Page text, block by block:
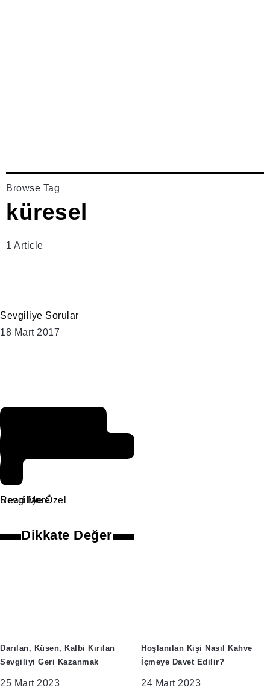
Browse Tag
küresel
1 Article
Sevgiliye Sorular
18 Mart 2017
Sevgiliye Özel
Read More
Dikkate Değer
Darılan, Küsen, Kalbi Kırılan
Sevgiliyi Geri Kazanmak
25 Mart 2023
Hoşlanılan Kişi Nasıl Kahve
İçmeye Davet Edilir?
24 Mart 2023